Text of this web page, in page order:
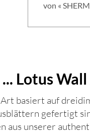
von «
Lotus
basiert auf
gefertigt
aus unserer